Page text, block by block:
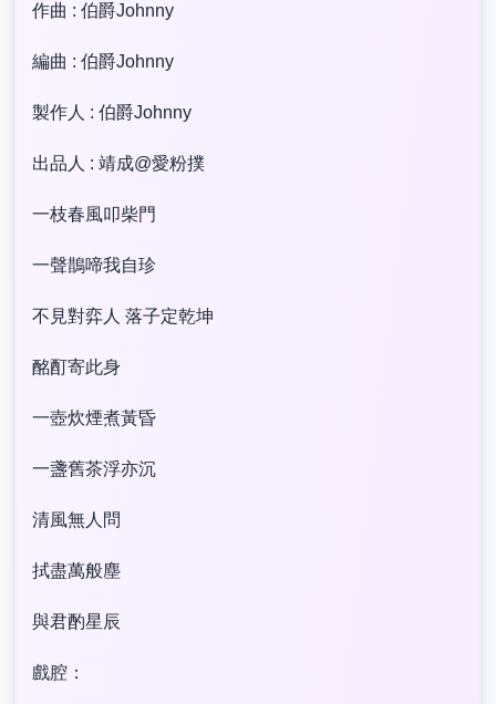
作曲 : 伯爵Johnny
編曲 : 伯爵Johnny
製作人 : 伯爵Johnny
出品人 : 靖成@愛粉撲
一枝春風叩柴門
一聲鵲啼我自珍
不見對弈人 落子定乾坤
酩酊寄此身
一壺炊煙煮黃昏
一盞舊茶浮亦沉
清風無人問
拭盡萬般塵
與君酌星辰
戲腔：